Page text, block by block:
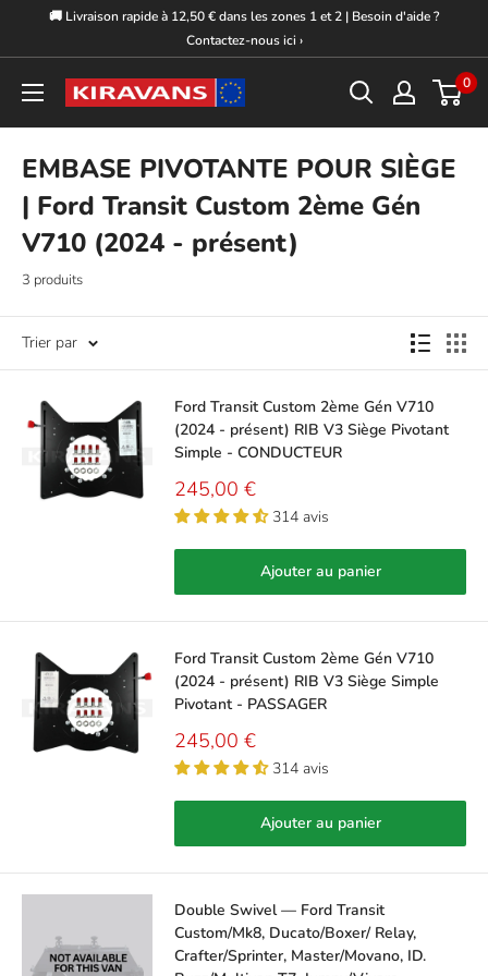
🚚 Livraison rapide à 12,50 € dans les zones 1 et 2 | Besoin d'aide ?
Contactez-nous ici ›
Kiravans
0
EMBASE PIVOTANTE POUR SIÈGE
| Ford Transit Custom 2ème Gén
V710 (2024 - présent)
3 produits
Trier par
Ford Transit Custom 2ème Gén V710
(2024 - présent) RIB V3 Siège Pivotant
Simple - CONDUCTEUR
Prix
réduit
245,00 €
314 avis
Ajouter au panier
Ford Transit Custom 2ème Gén V710
(2024 - présent) RIB V3 Siège Simple
Pivotant - PASSAGER
Prix
réduit
245,00 €
314 avis
Ajouter au panier
Double Swivel — Ford Transit
Custom/Mk8, Ducato/Boxer/ Relay,
Crafter/Sprinter, Master/Movano, ID.